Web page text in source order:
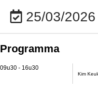
25/03/
Programma
09u30 - 16u30
Kim